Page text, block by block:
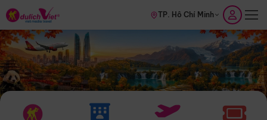
TP. Hồ Chí Minh